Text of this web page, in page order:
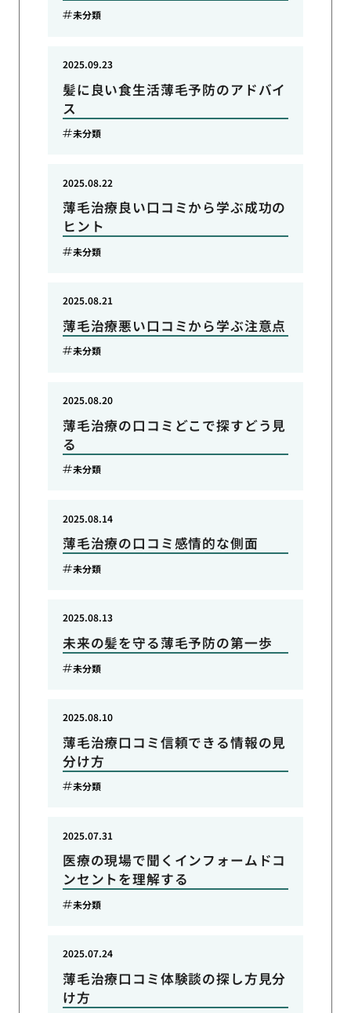
未分類
髪に良い食生活薄毛予防のアドバイ
ス
2025.09.23
未分類
薄毛治療良い口コミから学ぶ成功の
ヒント
2025.08.22
未分類
薄毛治療悪い口コミから学ぶ注意点
2025.08.21
未分類
薄毛治療の口コミどこで探すどう見
る
2025.08.20
未分類
薄毛治療の口コミ感情的な側面
2025.08.14
未分類
未来の髪を守る薄毛予防の第一歩
2025.08.13
未分類
薄毛治療口コミ信頼できる情報の見
分け方
2025.08.10
未分類
医療の現場で聞くインフォームドコ
ンセントを理解する
2025.07.31
未分類
薄毛治療口コミ体験談の探し方見分
け方
2025.07.24